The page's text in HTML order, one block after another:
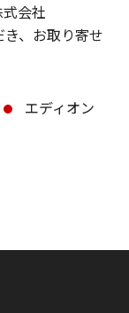
会社
、お取り寄せ
エディオン